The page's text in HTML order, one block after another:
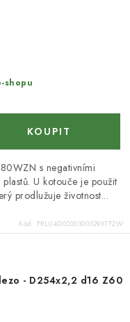
shopu
s negativními
U kotouče je použit
prodlužuje životnost...
Kód: FRLU4D02003003296TFZW
- D254x2,2 d16 Z60